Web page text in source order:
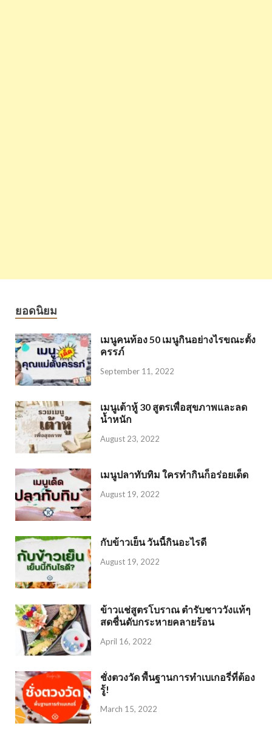
ยอดนิยม
เมนูคนท้อง 50 เมนูกินอย่างไรขณะตั้ง
ครรภ์
September 11, 2022
เมนูเต้าหู้ 30 สูตรเพื่อสุขภาพและลด
น้ำหนัก
August 23, 2022
เมนูปลาทับทิม ใครทำกินก็อร่อยเด็ด
August 19, 2022
กับข้าวเย็น วันนี้กินอะไรดี
August 19, 2022
ข้าวแช่สูตรโบราณ ตำรับชาววังแท้ๆ
สดชื่นดับกระหายคลายร้อน
April 16, 2022
ชั่งตวงวัด พื้นฐานการทำเบเกอรี่ที่ต้อง
รู้!
March 15, 2022